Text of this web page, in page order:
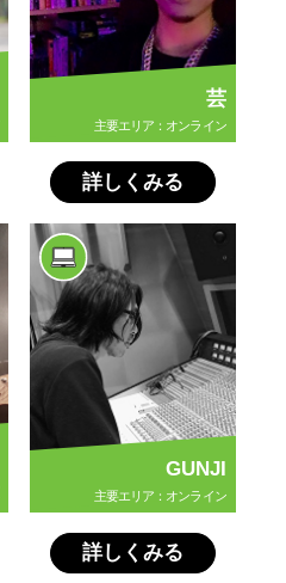
芸
主要エリア：オンライン
詳しくみる
GUNJI
主要エリア：オンライン
詳しくみる